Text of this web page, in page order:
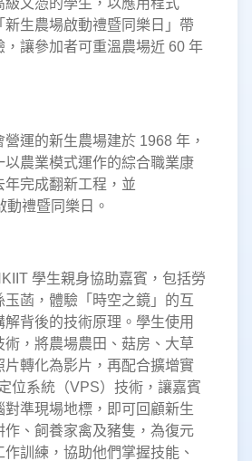
新生農場啟動禮暨同樂日」帶
，讓參加者可重溫農場近 60 年
運的新生農場建於 1968 年，
以農業模式運作的綜合職業康
年完成翻新工程，並
動禮暨同樂日。
學生親身協助嘉賓，包括勞
玉菡，體驗「時空之鏡」的互
背後的技術原理。學生使用
術，將農場農田、菇房、大草
片轉化為影片，再配合擴增實
位系統（VPS）技術，讓嘉賓
對準現場地標，即可回顧新生
作、飼養家禽及豬隻，為復元
訓練，協助他們掌握技能、